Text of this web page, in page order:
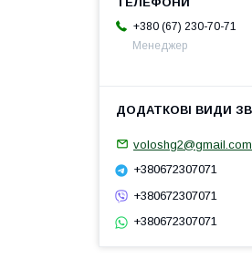
+380 (67) 230-70-71
Менеджер
voloshg2@gmail.com
+380672307071
+380672307071
+380672307071